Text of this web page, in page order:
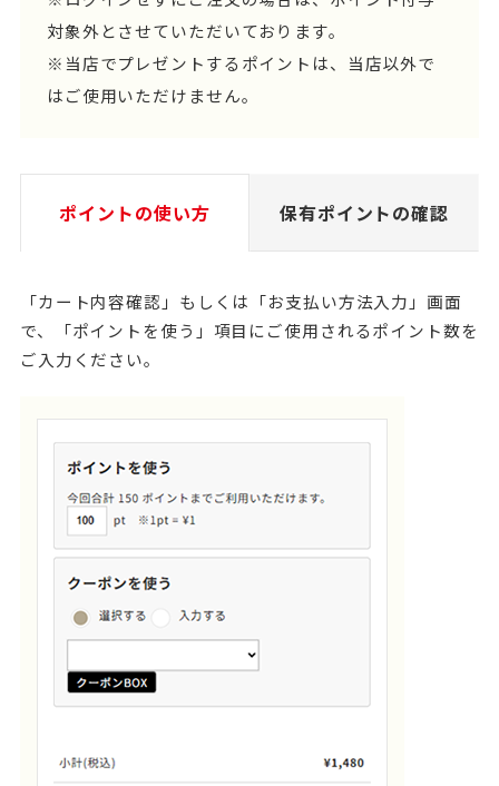
対象外とさせていただいております。
※当店でプレゼントするポイントは、当店以外で
はご使用いただけません。
ポイントの使い方 保有ポイントの確認
「カート内容確認」もしくは「お支払い方法入力」画面
で、「ポイントを使う」項目にご使用されるポイント数を
ご入力ください。